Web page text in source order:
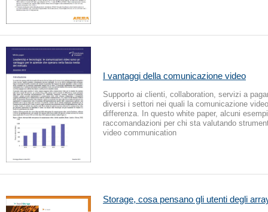
I vantaggi della comunicazione video
Supporto ai clienti, collaboration, servizi a
diversi i settori nei quali la comunicazione
differenza. In questo white paper, alcuni
raccomandazioni per chi sta valutando
video communication
Storage, cosa pensano gli utenti degli